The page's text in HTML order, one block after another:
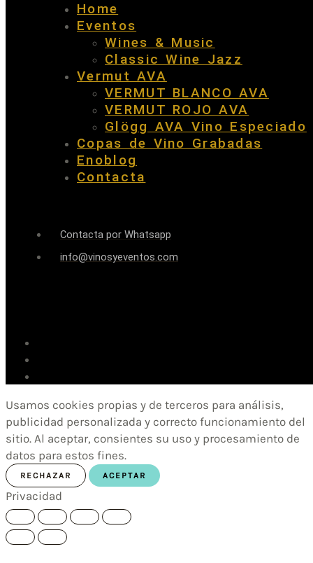
Home
Eventos
Wines & Music
Classic Wine Jazz
Vermut AVA
VERMUT BLANCO AVA
VERMUT ROJO AVA
Glögg AVA Vino Especiado
Copas de Vino Grabadas
Enoblog
Contacta
Contacta por Whatsapp
info@vinosyeventos.com
Usamos cookies propias y de terceros para análisis,
publicidad personalizada y correcto funcionamiento del
sitio. Al aceptar, consientes su uso y procesamiento de
datos para estos fines.
RECHAZAR ACEPTAR
Privacidad